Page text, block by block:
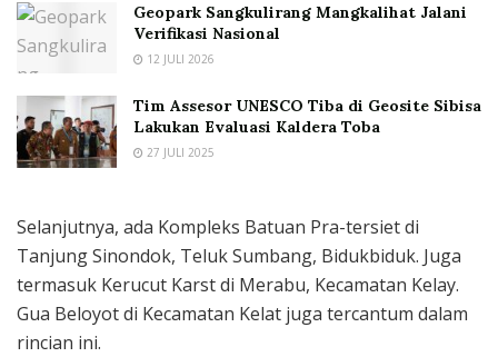
Geopark Sangkulirang Mangkalihat Jalani
Verifikasi Nasional
12 JULI 2026
Tim Assesor UNESCO Tiba di Geosite Sibisa
Lakukan Evaluasi Kaldera Toba
27 JULI 2025
Selanjutnya, ada Kompleks Batuan Pra-tersiet di
Tanjung Sinondok, Teluk Sumbang, Bidukbiduk. Juga
termasuk Kerucut Karst di Merabu, Kecamatan Kelay.
Gua Beloyot di Kecamatan Kelat juga tercantum dalam
rincian ini.